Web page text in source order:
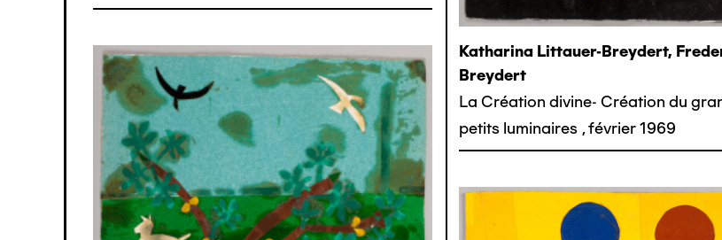
Katharina Littauer-Breydert,
Breydert
La Création divine- Création du
petits luminaires ,février 1969